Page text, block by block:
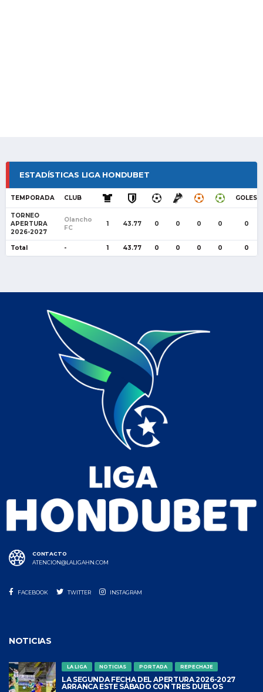
ESTADÍSTICAS LIGA HONDUBET
TEMPORADA CLUB GOLES
TORNEO
APERTURA
2026-2027
Olancho
FC
1 43.77 0 0 0 0 0
Total - 1 43.77 0 0 0 0 0
CONTACTO
ATENCION@LALIGAHN.COM
FACEBOOK TWITTER INSTAGRAM
NOTICIAS
LA LIGA NOTICIAS PORTADA REPECHAJE
LA SEGUNDA FECHA DEL APERTURA 2026-2027
ARRANCA ESTE SÁBADO CON TRES DUELOS